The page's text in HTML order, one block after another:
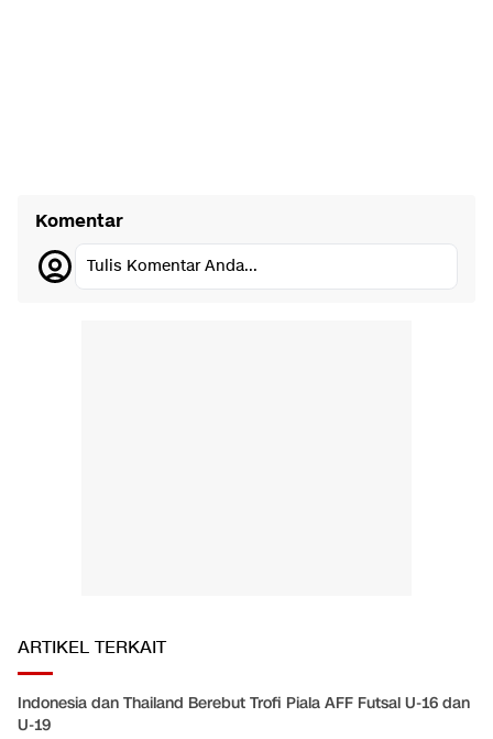
Komentar
Tulis Komentar Anda...
ARTIKEL TERKAIT
Indonesia dan Thailand Berebut Trofi Piala AFF Futsal U-16 dan
U-19